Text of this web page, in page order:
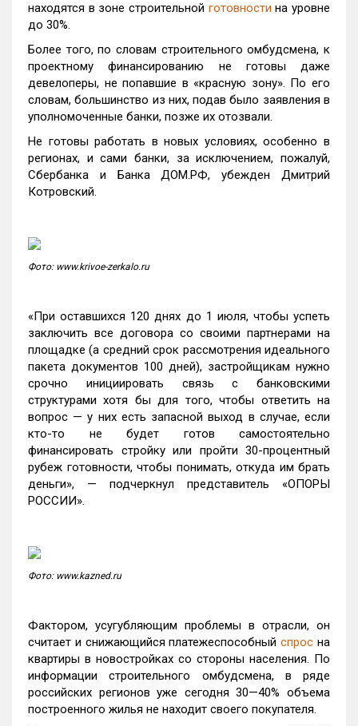
находятся в зоне строительной готовности на уровне
до 30%.
Более того, по словам строительного омбудсмена, к
проектному финансированию не готовы даже
девелоперы, не попавшие в «красную зону». По его
словам, большинство из них, подав было заявления в
уполномоченные банки, позже их отозвали.
Не готовы работать в новых условиях, особенно в
регионах, и сами банки, за исключением, пожалуй,
Сбербанка и Банка ДОМ.РФ, убежден Дмитрий
Котровский.
Фото: www.krivoe-zerkalo.ru
«При оставшихся 120 днях до 1 июля, чтобы успеть
заключить все договора со своими партнерами на
площадке (а средний срок рассмотрения идеального
пакета документов 100 дней), застройщикам нужно
срочно инициировать связь с банковскими
структурами хотя бы для того, чтобы ответить на
вопрос — у них есть запасной выход в случае, если
кто-то не будет готов самостоятельно
финансировать стройку или пройти 30-процентный
рубеж готовности, чтобы понимать, откуда им брать
деньги», — подчеркнул представитель «ОПОРЫ
РОССИИ».
Фото: www.kazned.ru
Фактором, усугубляющим проблемы в отрасли, он
считает и снижающийся платежеспособныйспрос на
квартиры в новостройках со стороны населения. По
информации строительного омбудсмена, в ряде
российских регионов уже сегодня 30—40% объема
построенного жилья не находит своего покупателя.